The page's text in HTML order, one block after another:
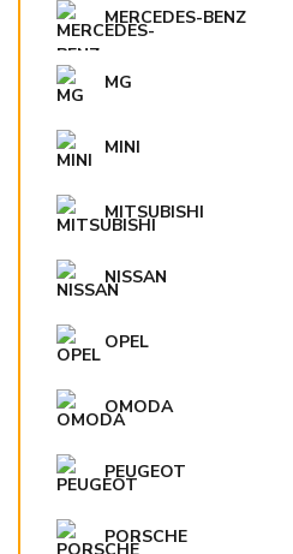
MERCEDES-BENZ
MG
MINI
MITSUBISHI
NISSAN
OPEL
OMODA
PEUGEOT
PORSCHE